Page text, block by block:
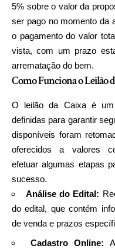
5% sobre o valor da
ser pago no momento da
o pagamento do valor
vista, com um prazo
arrematação do bem.
Como Funciona o Leilão
O leilão da Caixa é
definidas para garantir
disponíveis foram
oferecidos a valores
efetuar algumas etapas
sucesso.
Análise do Edital:
do edital, que contém
de venda e prazos
Cadastro Online: